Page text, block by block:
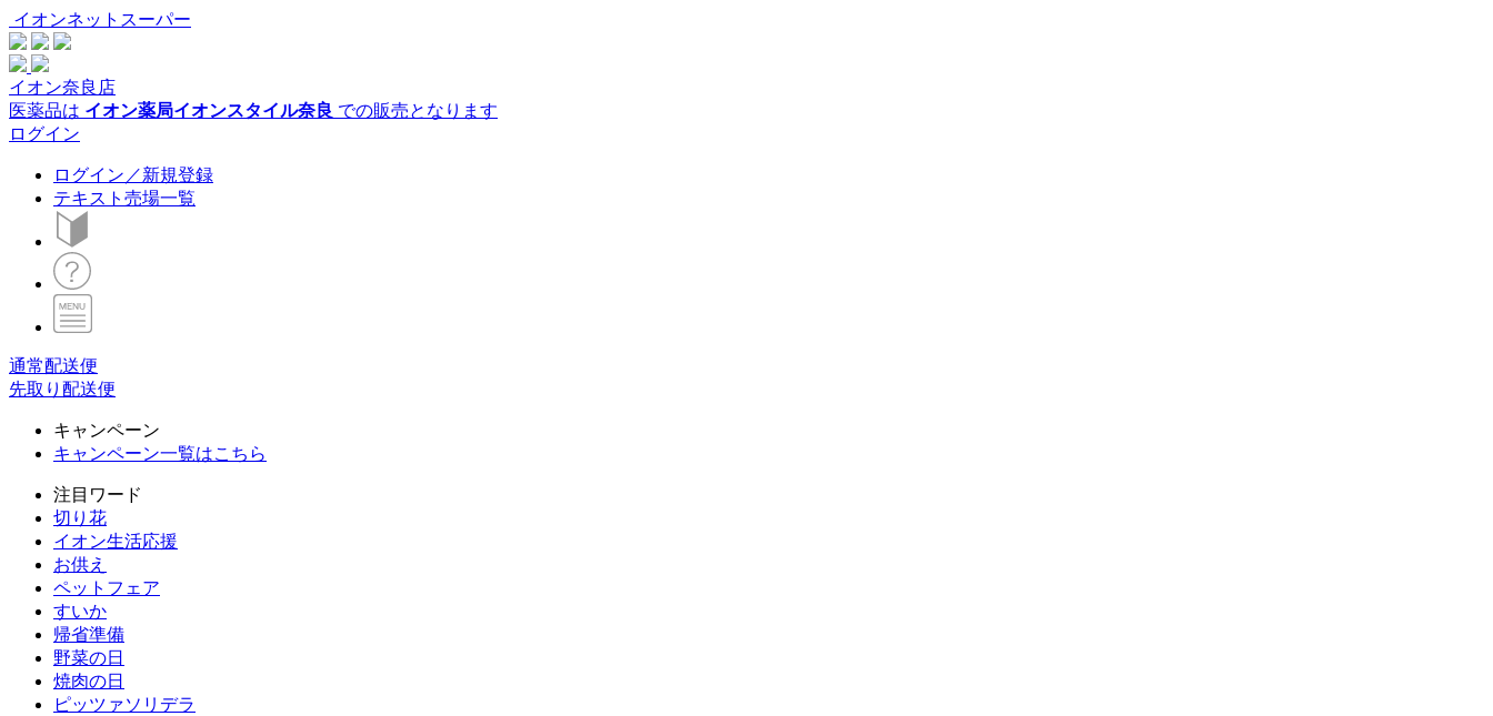
イオンネットスーパー
イオン奈良店
医薬品は イオン薬局イオンスタイル奈良 での販売となります
ログイン
ログイン／新規登録
テキスト売場一覧
通常配送便
先取り配送便
キャンペーン
キャンペーン一覧はこちら
注目ワード
切り花
イオン生活応援
お供え
ペットフェア
すいか
帰省準備
野菜の日
焼肉の日
ピッツァソリデラ